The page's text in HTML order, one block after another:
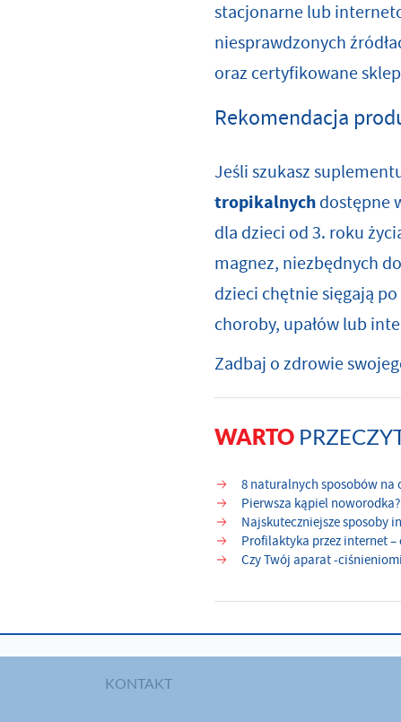
stacjonarne lub
niesprawdzonych
oraz certyfikowane
Rekomendacja
Jeśli szukasz
tropikalnychdostępne
dla dzieci od 3. roku
magnez, niezbędnych
dzieci chętnie sięgają
choroby, upałów lub
Zadbaj o zdrowie
WARTO
8 naturalnych sposobów na
Pierwsza kąpiel
Najskuteczniejsze sposoby
Profilaktyka przez internet –
Czy Twój aparat -
KONTAKT